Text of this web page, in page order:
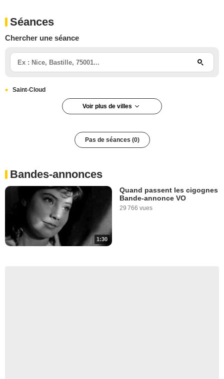
Séances
Chercher une séance
Saint-Cloud
Voir plus de villes
Pas de séances (0)
Bandes-annonces
1:30
Quand passent les cigognes
Bande-annonce VO
29 766 vues